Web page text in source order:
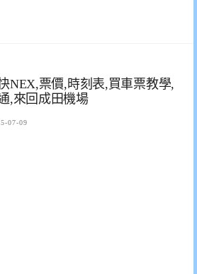
NEX,票價,時刻表,買車票教學,
,來回成田機場
07-09